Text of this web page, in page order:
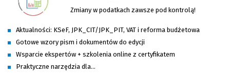
Zmiany w podatkach zawsze pod kontrolą!
Aktualności: KSeF, JPK_CIT/JPK_PIT, VAT i reforma budżetowa
Gotowe wzory pism i dokumentów do edycji
Wsparcie ekspertów + szkolenia online z certyfikatem
Praktyczne narzędzia dla...